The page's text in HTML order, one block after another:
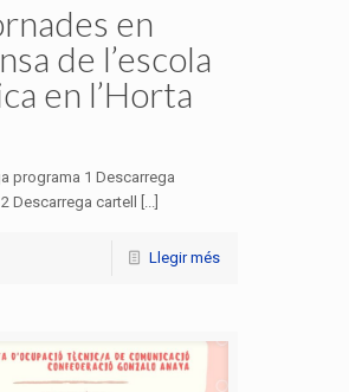
en
de l’escola
en l’Horta
programa 1 Descarrega
Descarrega cartell [...]
Llegir més